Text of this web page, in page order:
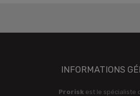
INFORMATIONS
Prorisk est le spécialiste